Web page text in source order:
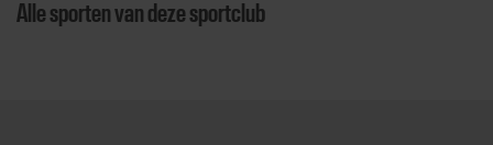
Alle sporten van deze sportclub